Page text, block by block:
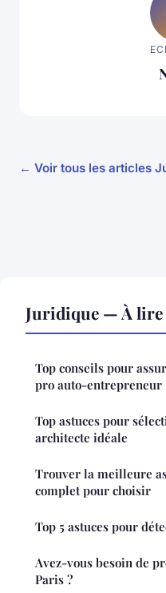
← Voir tous les articles
Juridique — À lire
Top conseils pour
pro auto-entrepreneur
Top astuces pour
architecte idéale
Trouver la meilleure
complet pour choisir
Top 5 astuces pour
Avez-vous besoin de
Paris ?